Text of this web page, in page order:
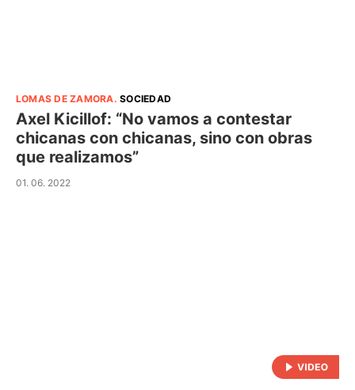
LOMAS DE ZAMORA.SOCIEDAD
Axel Kicillof: “No vamos a contestar
chicanas con chicanas, sino con obras
que realizamos”
01. 06. 2022